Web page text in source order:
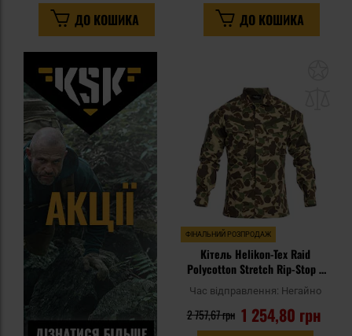
ДО КОШИКА ДО КОШИКА
ФІНАЛЬНИЙ РОЗПРОДАЖ
Кітель Helikon-Tex Raid
Polycotton Stretch Rip-Stop -
Duck Hunter
Час відправлення: Негайно
1 254,80 грн
2 757,67 грн